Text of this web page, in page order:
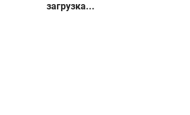
загрузка...